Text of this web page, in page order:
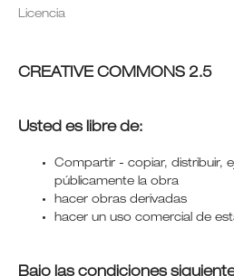
Licencia
CREATIVE COMMONS 2.5
Usted es libre de:
Compartir - copiar, distribuir,
públicamente la obra
hacer obras derivadas
hacer un uso comercial de
Bajo las condiciones